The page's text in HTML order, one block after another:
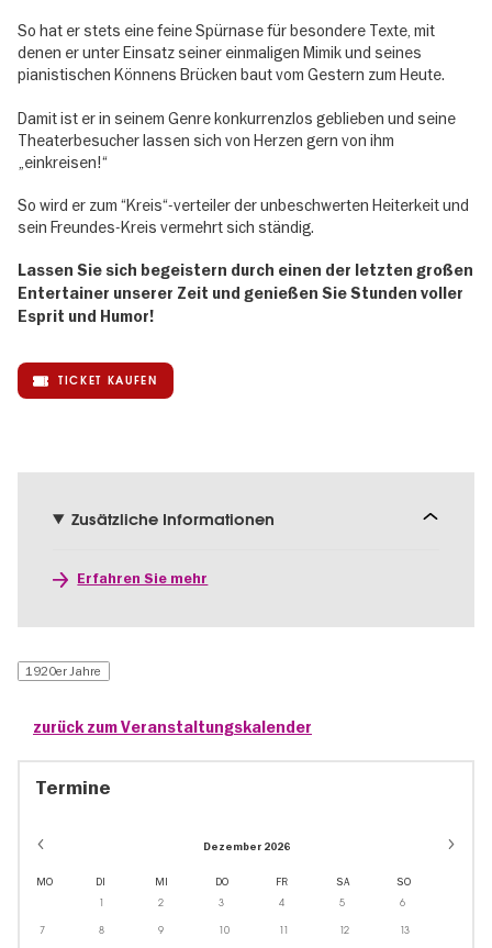
So hat er stets eine feine Spürnase für besondere Texte, mit
denen er unter Einsatz seiner einmaligen Mimik und seines
pianistischen Könnens Brücken baut vom Gestern zum Heute.
Damit ist er in seinem Genre konkurrenzlos geblieben und seine
Theaterbesucher lassen sich von Herzen gern von ihm
„einkreisen!“
So wird er zum “Kreis“-verteiler der unbeschwerten Heiterkeit und
sein Freundes-Kreis vermehrt sich ständig.
Lassen Sie sich begeistern durch einen der letzten großen
Entertainer unserer Zeit und genießen Sie Stunden voller
Esprit und Humor!
TICKET KAUFEN
Zusätzliche Informationen
Erfahren Sie mehr
1920er Jahre
zurück zum Veranstaltungskalender
Termine
Dezember 2026
MO DI MI DO FR SA SO
1 2 3 4 5 6
7 8 9 10 11 12 13